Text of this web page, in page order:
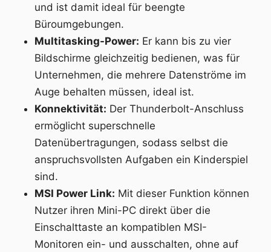
und ist damit ideal für beengte
Büroumgebungen.
Multitasking-Power: Er kann bis zu vier
Bildschirme gleichzeitig bedienen, was für
Unternehmen, die mehrere Datenströme im
Auge behalten müssen, ideal ist.
Konnektivität: Der Thunderbolt-Anschluss
ermöglicht superschnelle
Datenübertragungen, sodass selbst die
anspruchsvollsten Aufgaben ein Kinderspiel
sind.
MSI Power Link: Mit dieser Funktion können
Nutzer ihren Mini-PC direkt über die
Einschalttaste an kompatiblen MSI-
Monitoren ein- und ausschalten, ohne auf